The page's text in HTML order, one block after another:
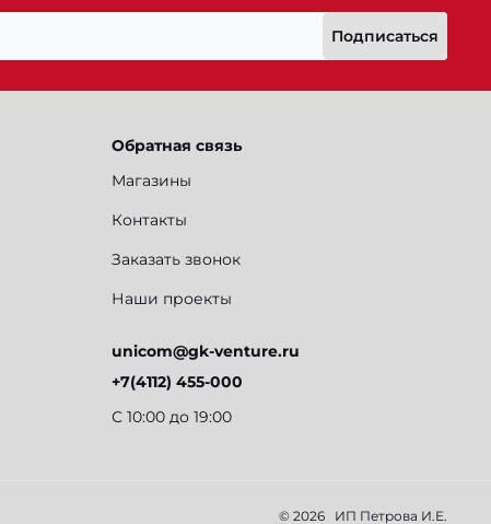
Подписаться
Обратная связь
Магазины
Контакты
Заказать звонок
Наши проекты
unicom@gk-venture.ru
+7(4112) 455-000
С 10:00 до 19:00
© 2026 ИП Петрова И.Е.